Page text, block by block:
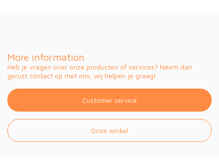
More information
Heb je vragen over onze producten of services? Neem dan
gerust contact op met ons, wij helpen je graag!
Customer service
Onze winkel